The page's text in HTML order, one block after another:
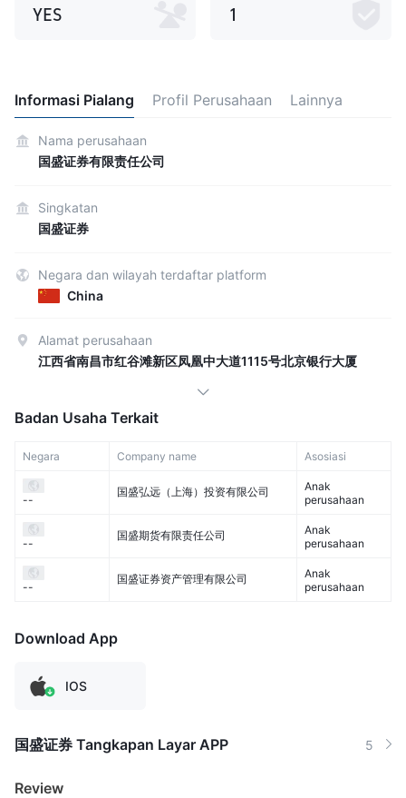
YES 1
Informasi Pialang Profil Perusahaan Lainnya
Nama perusahaan
国盛证券有限责任公司
Singkatan
国盛证券
Negara dan wilayah terdaftar platform
China
Alamat perusahaan
江西省南昌市红谷滩新区凤凰中大道1115号北京银行大厦
Badan Usaha Terkait
Negara Company name Asosiasi
--
国盛弘远（上海）投资有限公司
Anak
perusahaan
--
国盛期货有限责任公司
Anak
perusahaan
--
国盛证券资产管理有限公司
Anak
perusahaan
Download App
IOS
国盛证券 Tangkapan Layar APP 5
Review